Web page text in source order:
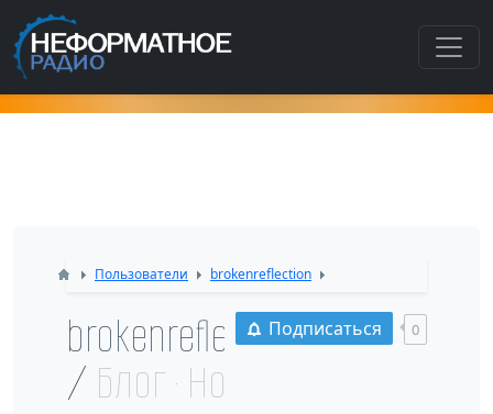
Как попасть в этот раздел???
Пользователи brokenreflection
Подписаться 0
brokenreflection
/ Блог · Новые